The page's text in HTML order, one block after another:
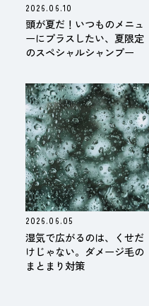
2026.06.10
頭が夏だ！いつものメニュ
ーにプラスしたい、夏限定
のスペシャルシャンプー
2026.06.05
湿気で広がるのは、くせだ
けじゃない。ダメージ毛の
まとまり対策